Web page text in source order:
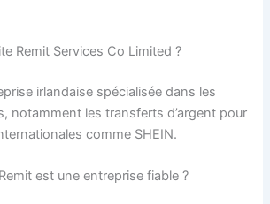
Remit Services Co Limited ?
irlandaise spécialisée dans les
notamment les transferts d’argent pour
comme SHEIN.
est une entreprise fiable ?